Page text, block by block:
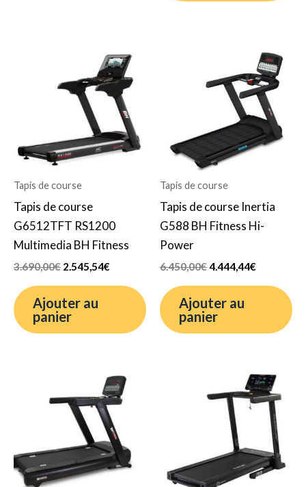
Tapis de course
Tapis de course
G6512TFT RS1200
Multimedia BH Fitness
3.690,00€
était :
3.690,00€.
2.545,54€
prix
actuel
est :
2.545,54€.
Ajouter au
panier
Tapis de course
Tapis de course Inertia
G588 BH Fitness Hi-
Power
6.450,00€
était :
6.450,00€.
4.444,44€
prix
actuel
est :
4.444,44€.
Ajouter au
panier
initial
était :
7.350,00€.
Le
prix
actuel
est :
4.999,99€.
initial
était :
1.949,00€.
Le
prix
actuel
est :
1.276,76€.